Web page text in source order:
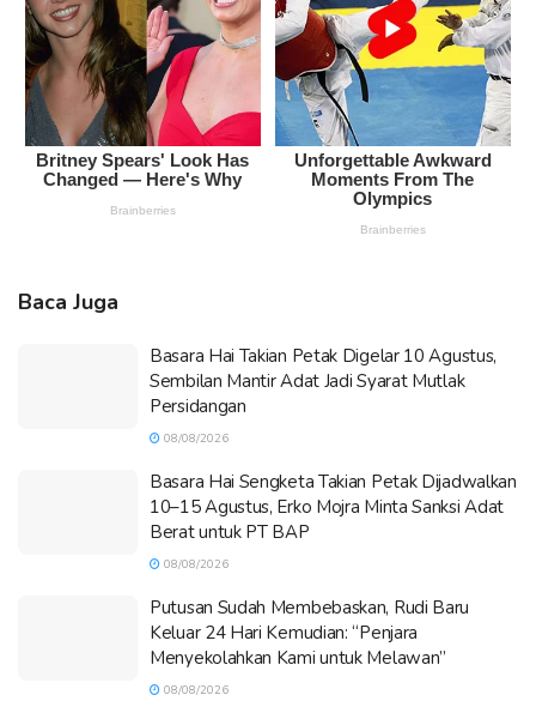
Baca Juga
Basara Hai Takian Petak Digelar 10 Agustus,
Sembilan Mantir Adat Jadi Syarat Mutlak
Persidangan
08/08/2026
Basara Hai Sengketa Takian Petak Dijadwalkan
10–15 Agustus, Erko Mojra Minta Sanksi Adat
Berat untuk PT BAP
08/08/2026
Putusan Sudah Membebaskan, Rudi Baru
Keluar 24 Hari Kemudian: “Penjara
Menyekolahkan Kami untuk Melawan”
08/08/2026